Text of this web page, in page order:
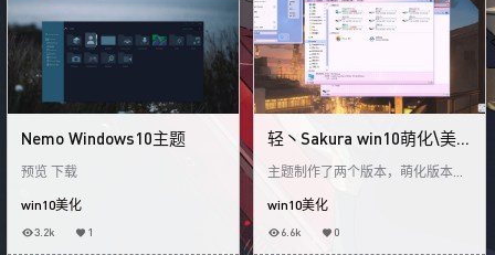
Nemo Windows10主题
预览 下载
win10美化
3.2k 1
轻丶Sakura win10萌化\美
化 主题
主题制作了两个版本，萌化版本和
单-美化版 壁纸 萌化版 跳跃菜单-
win10美化
6.6k 0